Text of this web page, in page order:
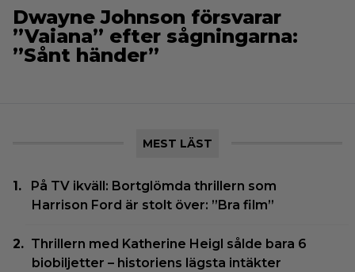
Dwayne Johnson försvarar
”Vaiana” efter sågningarna:
”Sånt händer”
MEST LÄST
På TV ikväll: Bortglömda thrillern som
Harrison Ford är stolt över: ”Bra film”
Thrillern med Katherine Heigl sålde bara 6
biobiljetter – historiens lägsta intäkter